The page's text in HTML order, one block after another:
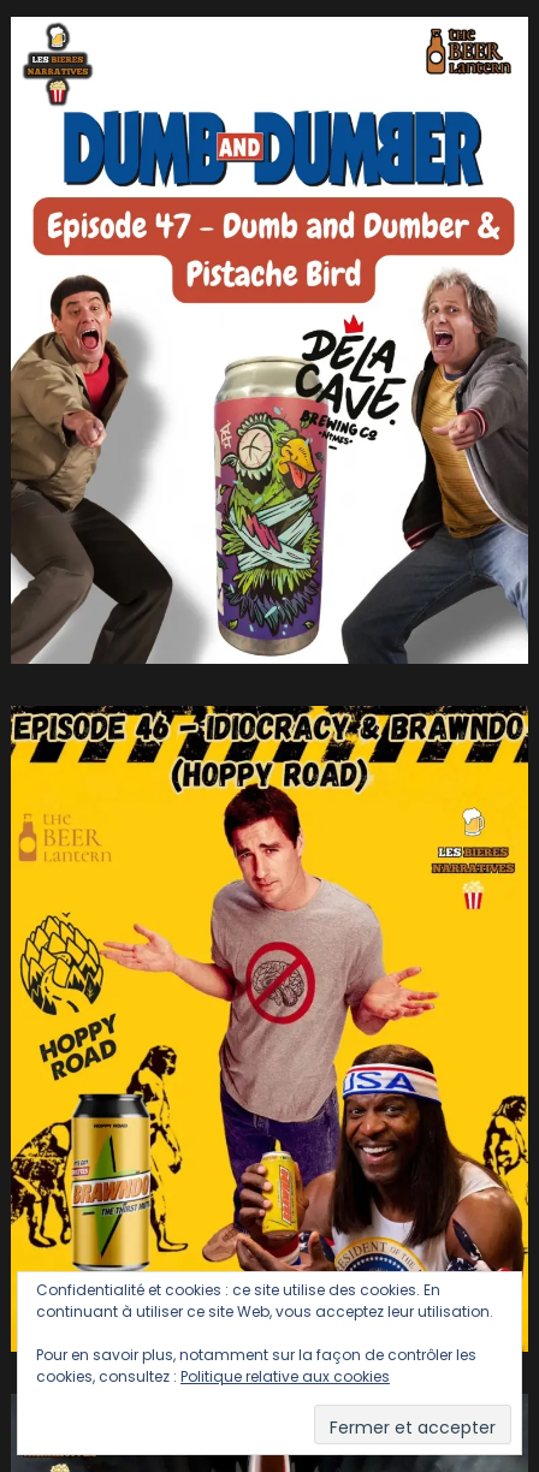
Confidentialité et cookies : ce site utilise des cookies. En
continuant à utiliser ce site Web, vous acceptez leur utilisation.
Pour en savoir plus, notamment sur la façon de contrôler les
cookies, consultez : Politique relative aux cookies